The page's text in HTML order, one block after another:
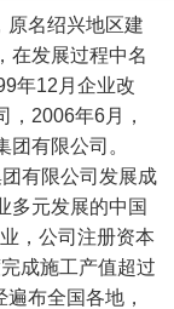
原名绍兴地区建
在发展过程中名
年12月企业改
，2006年6月，
有限公司。
有限公司发展成
多元发展的中国
，公司注册资本
成施工产值超过
布全国各地，